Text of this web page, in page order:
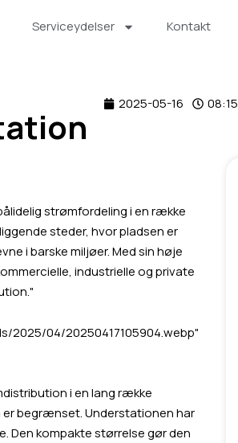
Serviceydelser Kontakt
2025-05-16 08:15
strømfordeling i en række
steder, hvor pladsen er
i barske miljøer. Med sin høje
industrielle og private
2025/04/20250417105904.webp"
i en lang række
er begrænset. Understationen har
Den kompakte størrelse gør den